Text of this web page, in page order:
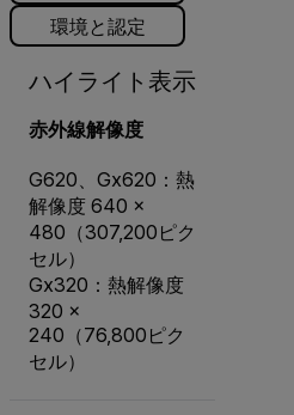
環境と認定
ハイライト表示
赤外線解像度
G620、Gx620：熱
解像度 640 ×
480（307,200ピク
セル）
Gx320：熱解像度
320 ×
240（76,800ピク
セル）